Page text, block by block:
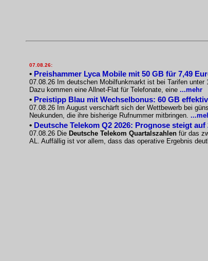
07.08.26:
• Preishammer Lyca Mobile mit 50 GB für 7,49
07.08.26 Im deutschen Mobilfunkmarkt ist bei Tarifen
Dazu kommen eine Allnet-Flat für Telefonate, eine ...mehr
• Preistipp Blau mit Wechselbonus: 60 GB
07.08.26 Im August verschärft sich der Wettbewerb bei
Neukunden, die ihre bisherige Rufnummer mitbringen.
• Deutsche Telekom Q2 2026: Prognose steigt
07.08.26 Die Deutsche Telekom Quartalszahlen für das
AL. Auffällig ist vor allem, dass das operative Ergebnis